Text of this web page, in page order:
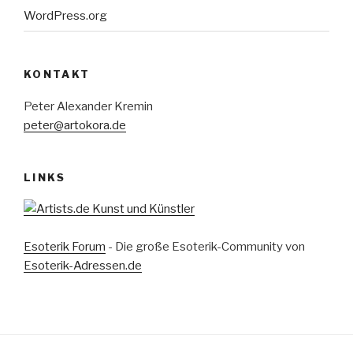
WordPress.org
KONTAKT
Peter Alexander Kremin
peter@artokora.de
LINKS
Esoterik Forum - Die große Esoterik-Community von
Esoterik-Adressen.de